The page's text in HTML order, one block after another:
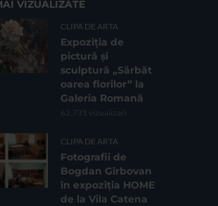
VIZUALIZATE
CLIPA DE ARTA
Expoziția de
pictură și
sculptură „Sărbăt
oarea florilor” la
Galeria Romană
62.731 vizualizari
CLIPA DE ARTA
Fotografii de
Bogdan Gîrbovan
în expoziția HOME
de la Vila Catena